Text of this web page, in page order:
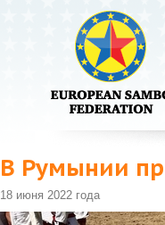
В Румынии
18 июня 2022 года